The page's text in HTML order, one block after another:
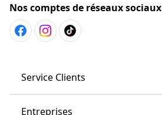
Nos comptes de réseaux sociaux
Service Clients
Entreprises